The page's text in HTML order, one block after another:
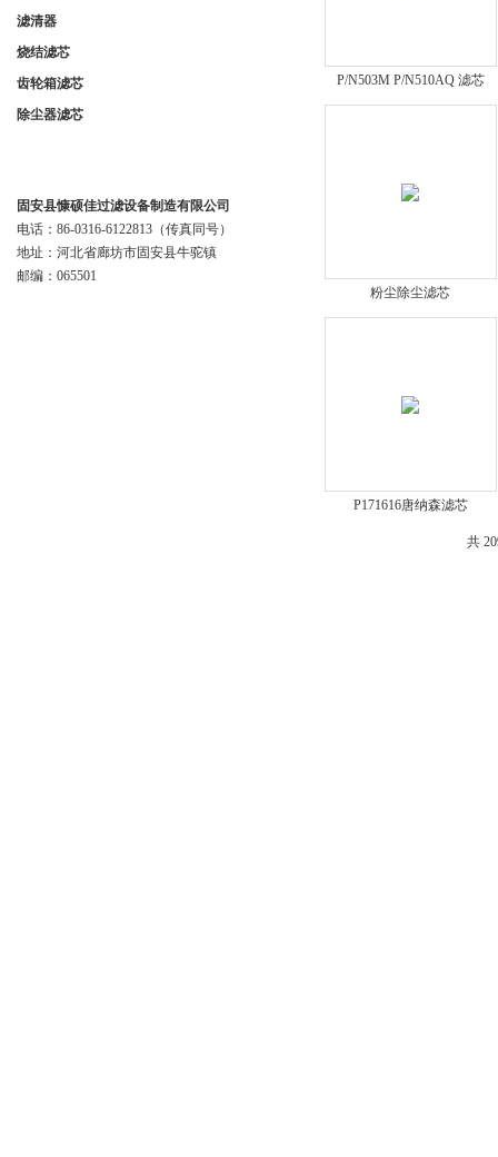
P/N503M P/N510AQ 滤芯
粉尘除尘滤芯
P171616唐纳森滤芯
共
滤清器
烧结滤芯
齿轮箱滤芯
除尘器滤芯
固安县慷硕佳过滤设备制造有限公司
电话：86-0316-6122813（传真同号）
地址：河北省廊坊市固安县牛驼镇
邮编：065501